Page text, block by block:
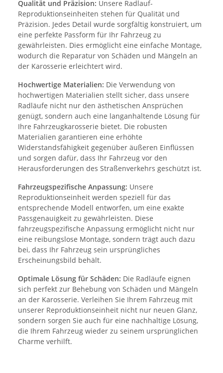
Qualität und Präzision: Unsere Radlauf-
Reproduktionseinheiten stehen für Qualität und
Präzision. Jedes Detail wurde sorgfältig konstruiert, um
eine perfekte Passform für Ihr Fahrzeug zu
gewährleisten. Dies ermöglicht eine einfache Montage,
wodurch die Reparatur von Schäden und Mängeln an
der Karosserie erleichtert wird.
Hochwertige Materialien: Die Verwendung von
hochwertigen Materialien stellt sicher, dass unsere
Radläufe nicht nur den ästhetischen Ansprüchen
genügt, sondern auch eine langanhaltende Lösung für
Ihre Fahrzeugkarosserie bietet. Die robusten
Materialien garantieren eine erhöhte
Widerstandsfähigkeit gegenüber äußeren Einflüssen
und sorgen dafür, dass Ihr Fahrzeug vor den
Herausforderungen des Straßenverkehrs geschützt ist.
Fahrzeugspezifische Anpassung: Unsere
Reproduktionseinheit werden speziell für das
entsprechende Modell entworfen, um eine exakte
Passgenauigkeit zu gewährleisten. Diese
fahrzeugspezifische Anpassung ermöglicht nicht nur
eine reibungslose Montage, sondern trägt auch dazu
bei, dass Ihr Fahrzeug sein ursprüngliches
Erscheinungsbild behält.
Optimale Lösung für Schäden: Die Radläufe eignen
sich perfekt zur Behebung von Schäden und Mängeln
an der Karosserie. Verleihen Sie Ihrem Fahrzeug mit
unserer Reproduktionseinheit nicht nur neuen Glanz,
sondern sorgen Sie auch für eine nachhaltige Lösung,
die Ihrem Fahrzeug wieder zu seinem ursprünglichen
Charme verhilft.